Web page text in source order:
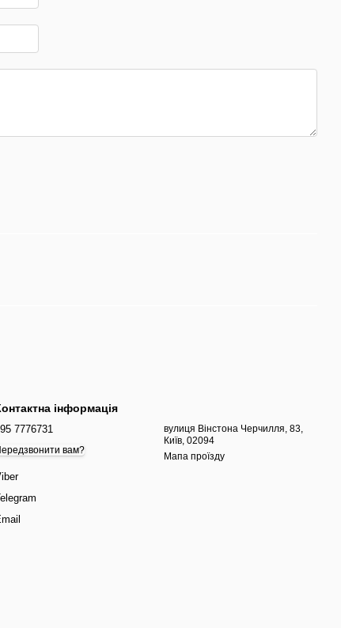
інформація
7776731
вам?
вулиця Вінстона Черчилля, 83,
Київ, 02094
Мапа проїзду